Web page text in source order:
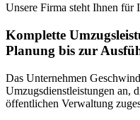
Unsere Firma steht Ihnen für
Komplette
Planung bis zur
Das Unternehmen
Umzugsdienstleistungen an,
öffentlichen Verwaltung